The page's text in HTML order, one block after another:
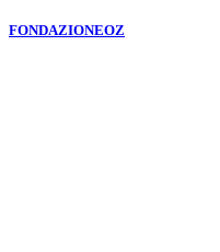
FONDAZIONEOZ